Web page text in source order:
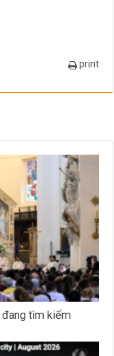
print
tìm kiếm